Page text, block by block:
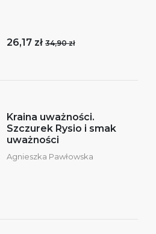
26,17 zł 34,90 zł
Kraina uważności.
Szczurek Rysio i smak
uważności
Agnieszka Pawłowska